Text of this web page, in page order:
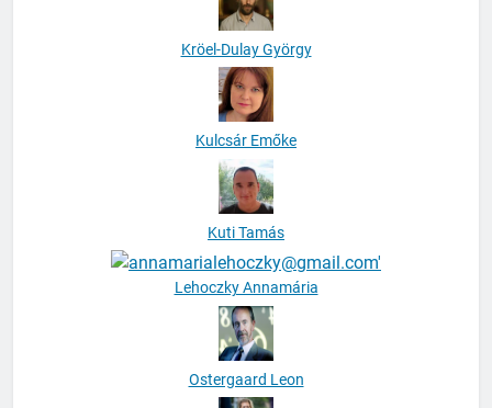
Kröel-Dulay György
Kulcsár Emőke
Kuti Tamás
Lehoczky Annamária
Ostergaard Leon